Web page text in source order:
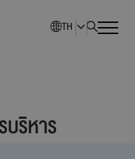
TH
ริหาร